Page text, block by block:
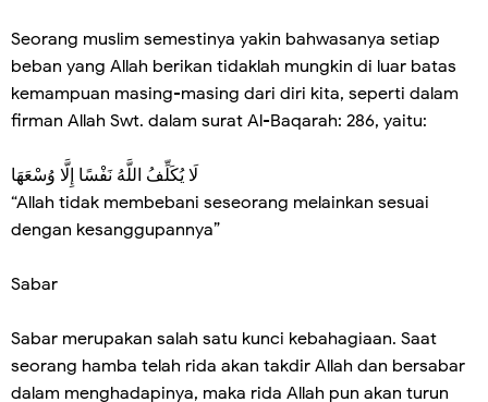
Seorang muslim semestinya yakin bahwasanya setiap
beban yang Allah berikan tidaklah mungkin di luar batas
kemampuan masing-masing dari diri kita, seperti dalam
firman Allah Swt. dalam surat Al-Baqarah: 286, yaitu:
لَا يُكَلِّفُ اللَّهُ نَفْسًا إِلَّا وُسْعَهَا
“Allah tidak membebani seseorang melainkan sesuai
dengan kesanggupannya”
Sabar
Sabar merupakan salah satu kunci kebahagiaan. Saat
seorang hamba telah rida akan takdir Allah dan bersabar
dalam menghadapinya, maka rida Allah pun akan turun